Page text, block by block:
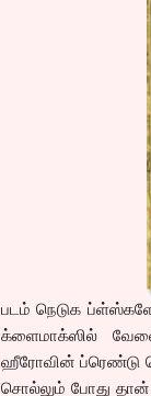
படம் நெடுக
க்ளைமாக்ஸில்
ஹீரோவின் ப்ரெண்டு
சொல்லும் போது தான்